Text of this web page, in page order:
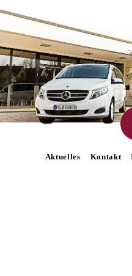
Aktuelles Kontakt